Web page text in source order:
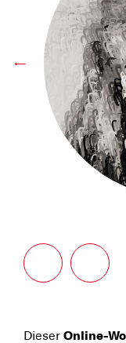
←
Dieser Online-